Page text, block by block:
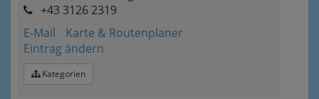
+43 3126 2319
E-Mail
Karte & Routenplaner
Eintrag ändern
Kategorien